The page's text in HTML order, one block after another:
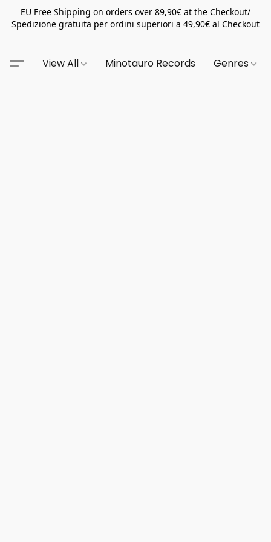
EU Free Shipping on orders over 89,90€ at the Checkout/
Spedizione gratuita per ordini superiori a 49,90€ al Checkout
View All Minotauro Records Genres